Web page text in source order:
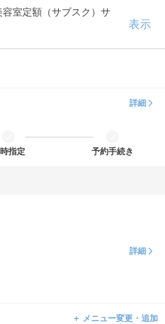
室定額（サブスク）サ
表示
詳細
時指定 予約手続き
詳細
＋ メニュー変更・追加